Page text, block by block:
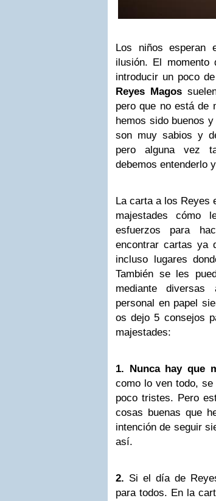
Los niños esperan
ilusión. El
introducir un poco
Reyes Magos
pero que no está de
hemos sido buenos
son muy sabios y
pero alguna vez
debemos entenderlo
La carta a los Reyes
majestades cómo
esfuerzos para
encontrar cartas ya
incluso lugares
También se les
mediante
personal en papel
os dejo 5 consejos
majestades:
1. Nunca hay que
como lo ven todo,
poco tristes. Pero
cosas buenas que
intención de seguir
así.
2. Si el día de
para todos. En la